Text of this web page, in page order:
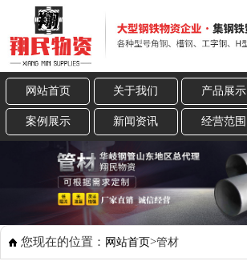
网站首页 关于我们 产品展示
案例展示 新闻资讯 经营范围
您现在的位置： 网站首页>管材